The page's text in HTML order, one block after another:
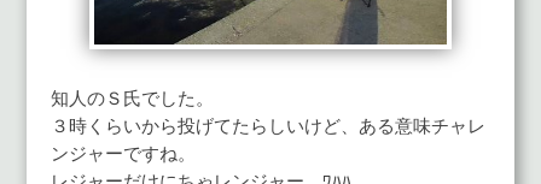
知人のＳ氏でした。
３時くらいから投げてたらしいけど、ある意味チャレ
ンジャーですね。